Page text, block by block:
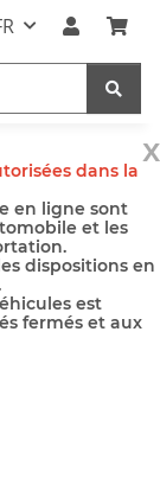
x
dans la
en ligne sont
et les
dispositions en
est
fermés et aux